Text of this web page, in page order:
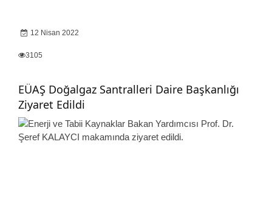
12 Nisan 2022
3105
EÜAŞ Doğalgaz Santralleri Daire Başkanlığı
Ziyaret Edildi